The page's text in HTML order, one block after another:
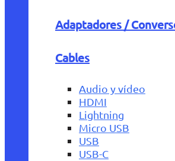
Adaptadores /
Cables
Audio y vídeo
HDMI
Lightning
Micro USB
USB
USB-C